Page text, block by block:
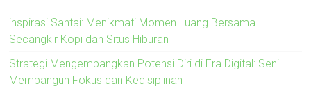
inspirasi Santai: Menikmati Momen Luang Bersama
Secangkir Kopi dan Situs Hiburan
Strategi Mengembangkan Potensi Diri di Era Digital: Seni
Membangun Fokus dan Kedisiplinan